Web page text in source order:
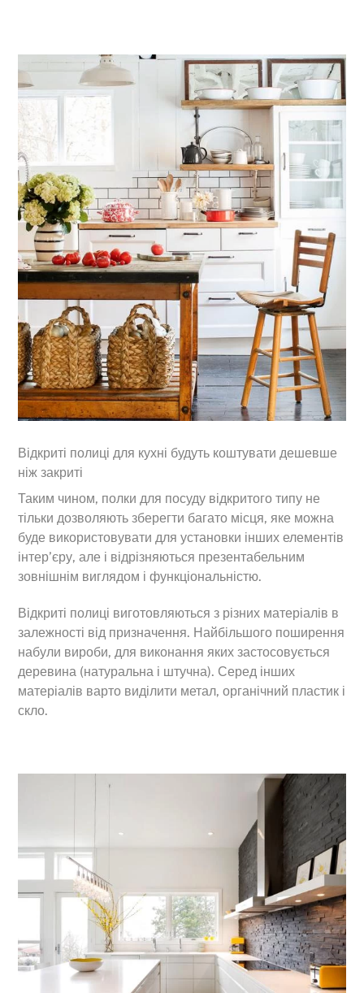
Відкриті полиці для кухні будуть коштувати дешевше
ніж закриті
Таким чином, полки для посуду відкритого типу не
тільки дозволяють зберегти багато місця, яке можна
буде використовувати для установки інших елементів
інтер’єру, але і відрізняються презентабельним
зовнішнім виглядом і функціональністю.
Відкриті полиці виготовляються з різних матеріалів в
залежності від призначення. Найбільшого поширення
набули вироби, для виконання яких застосовується
деревина (натуральна і штучна). Серед інших
матеріалів варто виділити метал, органічний пластик і
скло.